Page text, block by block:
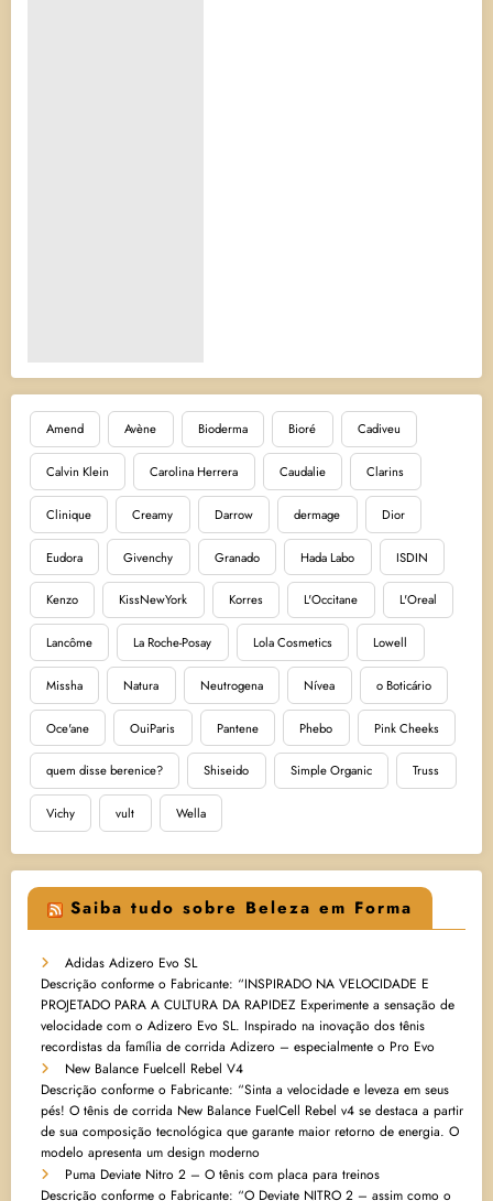
Amend Avène Bioderma Bioré Cadiveu
Calvin Klein Carolina Herrera Caudalie Clarins
Clinique Creamy Darrow dermage Dior
Eudora Givenchy Granado Hada Labo ISDIN
Kenzo KissNewYork Korres L'Occitane L'Oreal
Lancôme La Roche-Posay Lola Cosmetics Lowell
Missha Natura Neutrogena Nívea o Boticário
Oce'ane OuiParis Pantene Phebo Pink Cheeks
quem disse berenice? Shiseido Simple Organic Truss
Vichy vult Wella
Saiba tudo sobre Beleza em Forma
Adidas Adizero Evo SL
Descrição conforme o Fabricante: “INSPIRADO NA VELOCIDADE E
PROJETADO PARA A CULTURA DA RAPIDEZ Experimente a sensação de
velocidade com o Adizero Evo SL. Inspirado na inovação dos tênis
recordistas da família de corrida Adizero – especialmente o Pro Evo
New Balance Fuelcell Rebel V4
Descrição conforme o Fabricante: “Sinta a velocidade e leveza em seus
pés! O tênis de corrida New Balance FuelCell Rebel v4 se destaca a partir
de sua composição tecnológica que garante maior retorno de energia. O
modelo apresenta um design moderno
Puma Deviate Nitro 2 – O tênis com placa para treinos
Descrição conforme o Fabricante: “O Deviate NITRO 2 – assim como o